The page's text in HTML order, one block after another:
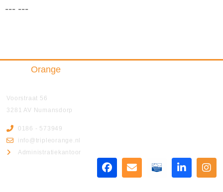
--- ---
Orange
Voorstraat 56
3281 AV Numansdorp
0186 - 573949
info@tripleorange.nl
Administratiekantoor